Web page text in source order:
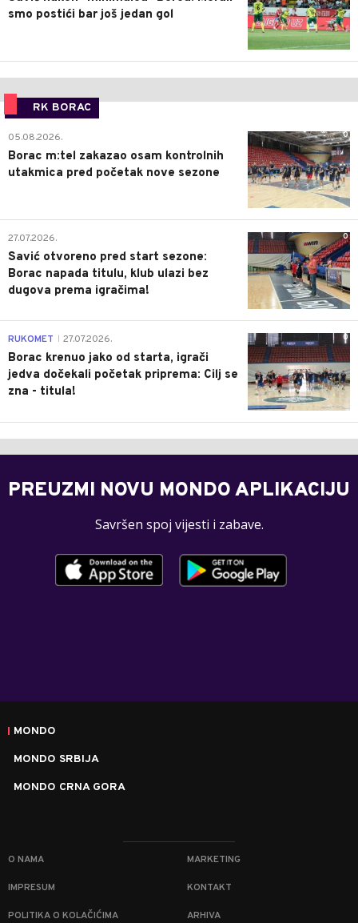
smo postići bar još jedan gol
RK BORAC
0
05.08.2026.
Borac m:tel zakazao osam kontrolnih
utakmica pred početak nove sezone
0
27.07.2026.
Savić otvoreno pred start sezone:
Borac napada titulu, klub ulazi bez
dugova prema igračima!
0
RUKOMET 27.07.2026.
Borac krenuo jako od starta, igrači
jedva dočekali početak priprema: Cilj se
zna - titula!
PREUZMI NOVU MONDO APLIKACIJU
Savršen spoj vijesti i zabave.
MONDO
MONDO SRBIJA
MONDO CRNA GORA
O NAMA MARKETING
IMPRESUM KONTAKT
POLITIKA O KOLAČIĆIMA ARHIVA